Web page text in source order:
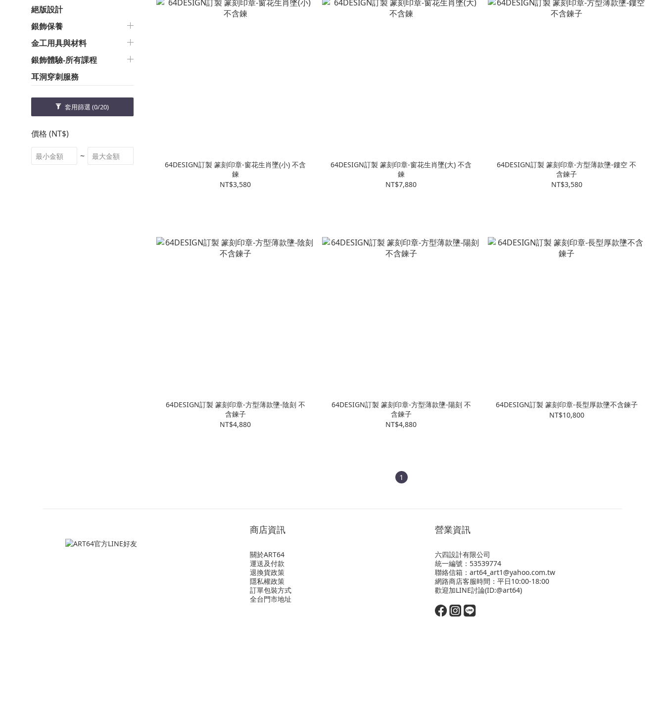
絕版設計
銀飾保養
金工用具與材料
銀飾體驗-所有課程
耳洞穿刺服務
套用篩選(0/20)
價格 (NT$)
~
64DESIGN訂製 篆刻印章-窗花生肖墜(小) 不含
鍊
NT$3,580
64DESIGN訂製 篆刻印章-窗花生肖墜(大) 不含
鍊
NT$7,880
64DESIGN訂製 篆刻印章-方型薄款墬-鏤空 不
含鍊子
NT$3,580
64DESIGN訂製 篆刻印章-方型薄款墬-陰刻 不
含鍊子
NT$4,880
64DESIGN訂製 篆刻印章-方型薄款墬-陽刻 不
含鍊子
NT$4,880
64DESIGN訂製 篆刻印章-長型厚款墬不含鍊子
NT$10,800
1
商店資訊
關於ART64
運送及付款
退換貨政策
隱私權政策
訂單包裝方式
全台門市地址
營業資訊
六四設計有限公司
統一編號：53539774
聯絡信箱：art64_art1@yahoo.com.tw
網路商店客服時間：平日10:00-18:00
歡迎加LINE討論(ID:@art64)